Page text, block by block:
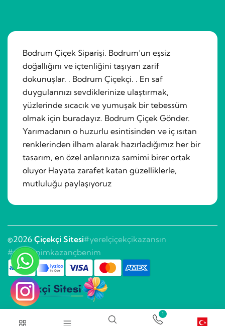
Bodrum Çiçek Siparişi. Bodrum’un eşsiz
doğallığını ve içtenliğini taşıyan zarif
dokunuşlar. . Bodrum Çiçekçi. . En saf
duygularınızı sevdiklerinize ulaştırmak,
yüzlerinde sıcacık ve yumuşak bir tebessüm
olmak için buradayız. Bodrum Çiçek Gönder.
Yarımadanın o huzurlu esintisinden ve iç ısıtan
renklerinden ilham alarak hazırladığımız her bir
tasarım, en özel anlarınıza samimi birer ortak
oluyor Hayata zarafet katan güzelliklerle,
mutluluğu paylaşıyoruz
©2026 Çiçekçi Sitesi#yerelçiçekçikazansın
#sitebenimkazançbenim
1